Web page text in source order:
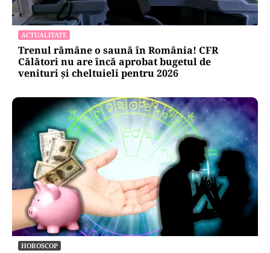
ACTUALITATE
Trenul rămâne o saună în România! CFR
Călători nu are încă aprobat bugetul de
venituri și cheltuieli pentru 2026
HOROSCOP